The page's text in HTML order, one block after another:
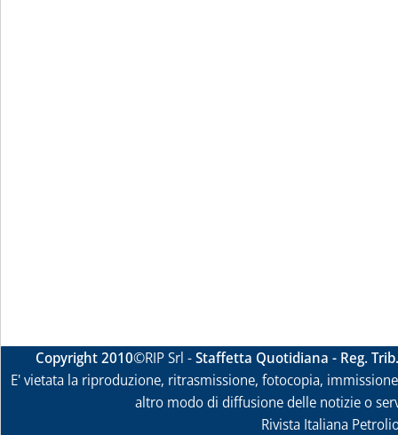
Copyright 2010©RIP Srl -Staffetta Quotidiana - Reg.
E' vietata la riproduzione, ritrasmissione, fotocopia,
altro modo di diffusione delle notizie o
Rivista Italiana